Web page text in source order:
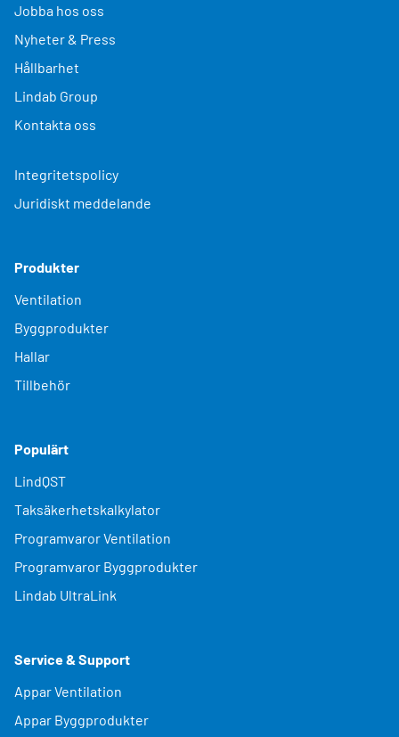
Jobba hos oss
Nyheter & Press
Hållbarhet
Lindab Group
Kontakta oss
Integritetspolicy
Juridiskt meddelande
Produkter
Ventilation
Byggprodukter
Hallar
Tillbehör
Populärt
LindQST
Taksäkerhetskalkylator
Programvaror Ventilation
Programvaror Byggprodukter
Lindab UltraLink
Service & Support
Appar Ventilation
Appar Byggprodukter